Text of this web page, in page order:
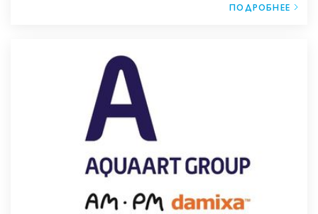
ПОДРОБНЕЕ